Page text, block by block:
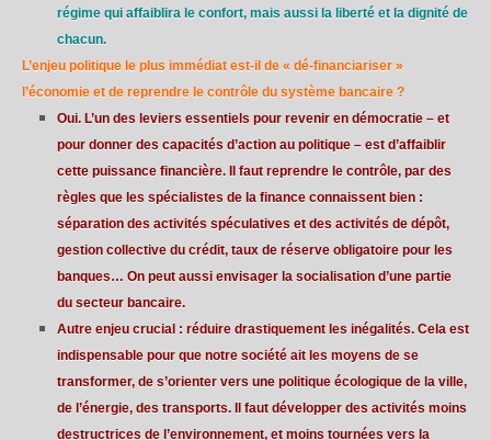
régime qui affaiblira le confort, mais aussi la liberté et la dignité de
chacun.
L’enjeu politique le plus immédiat est-il de « dé-financiariser »
l’économie et de reprendre le contrôle du système bancaire ?
Oui. L’un des leviers essentiels pour revenir en démocratie – et
pour donner des capacités d’action au politique – est d’affaiblir
cette puissance financière. Il faut reprendre le contrôle, par des
règles que les spécialistes de la finance connaissent bien :
séparation des activités spéculatives et des activités de dépôt,
gestion collective du crédit, taux de réserve obligatoire pour les
banques… On peut aussi envisager la socialisation d’une partie
du secteur bancaire.
Autre enjeu crucial : réduire drastiquement les inégalités. Cela est
indispensable pour que notre société ait les moyens de se
transformer, de s’orienter vers une politique écologique de la ville,
de l’énergie, des transports. Il faut développer des activités moins
destructrices de l’environnement, et moins tournées vers la